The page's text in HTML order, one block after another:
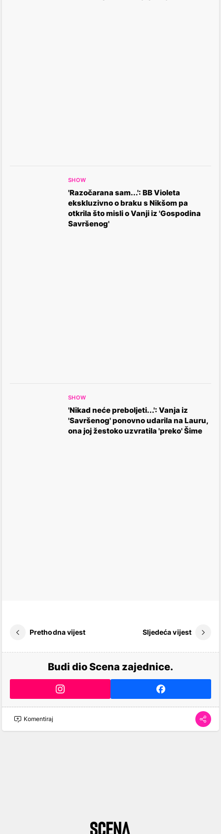
SHOW
'Razočarana sam...': BB Violeta
ekskluzivno o braku s Nikšom pa
otkrila što misli o Vanji iz 'Gospodina
Savršenog'
SHOW
'Nikad neće preboljeti...': Vanja iz
'Savršenog' ponovno udarila na Lauru,
ona joj žestoko uzvratila 'preko' Šime
Prethodna vijest Sljedeća vijest
Budi dio Scena zajednice.
Komentiraj